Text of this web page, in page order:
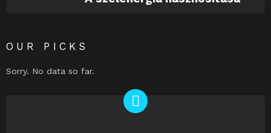
OUR PICKS
Sorry. No data so far.